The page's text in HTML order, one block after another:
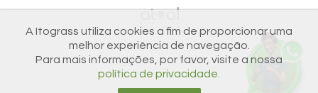
A Itograss utiliza cookies a fim de proporcionar uma
melhor experiência de navegação.
Para mais informações, por favor, visite a nossa
política de privacidade.